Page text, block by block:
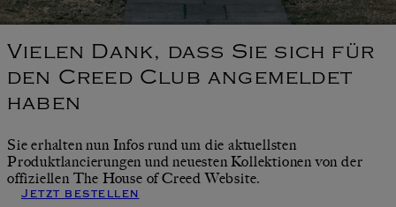
Vielen Dank, dass Sie sich für
den Creed Club angemeldet
haben
Sie erhalten nun Infos rund um die aktuellsten
Produktlancierungen und neuesten Kollektionen von der
offiziellen The House of Creed Website.
Jetzt bestellen